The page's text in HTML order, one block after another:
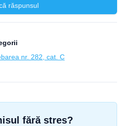
răspunsul
nr. 282, cat. C
fără stres?